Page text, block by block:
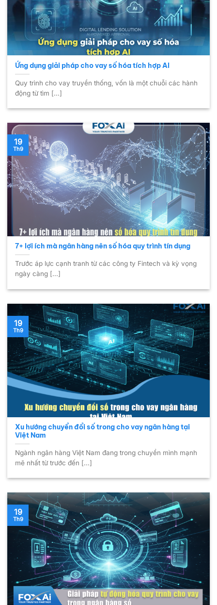
Ứng dụng giải pháp cho vay số hóa tích hợp AI
Quy trình cho vay truyền thống, vốn là một chuỗi các hành
động từ tìm [...]
7+ lợi ích mà ngân hàng nên số hóa quy trình tín dụng
Trước áp lực cạnh tranh từ các công ty Fintech và kỳ vọng
ngày càng [...]
19
Th9
Xu hướng chuyển đổi số trong cho vay ngân hàng tại
Việt Nam
Ngành ngân hàng Việt Nam đang trong chuyển mình mạnh
mẽ nhất từ trước đến [...]
19
Th9
19
Th9